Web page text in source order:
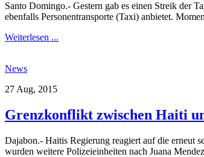
Santo Domingo.- Gestern gab es einen Streik der
ebenfalls Personentransporte (Taxi) anbietet.
Weiterlesen ...
News
27 Aug, 2015
Grenzkonflikt zwischen Haiti
Dajabon.- Haitis Regierung reagiert auf die erneut
wurden weitere Polizeieinheiten nach Juana